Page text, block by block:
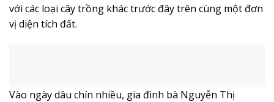
với các loại cây trồng khác trước đây trên cùng một đơn
vị diện tích đất.
Vào ngày dâu chín nhiều, gia đình bà Nguyễn Thị